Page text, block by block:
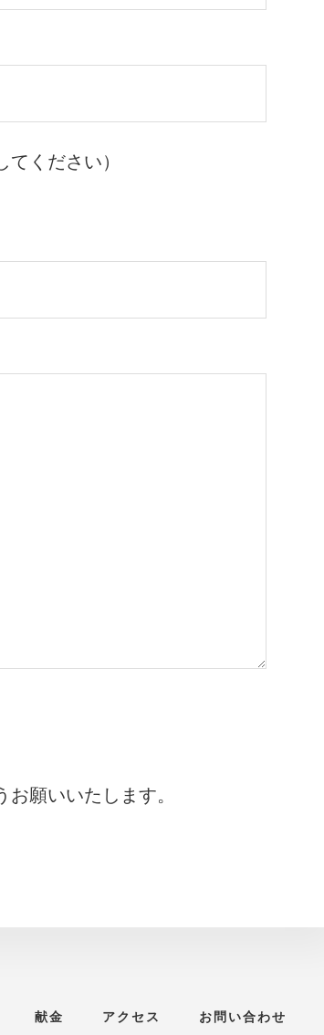
ください）
願いいたします。
献金 アクセス お問い合わせ